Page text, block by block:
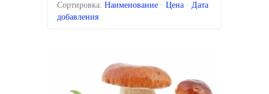
Сортировка: Наименование · Цена · Дата
добавления